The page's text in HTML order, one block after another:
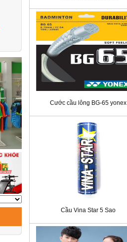
Cước cầu lông BG-65 yonex
Cầu Vina Star 5 Sao